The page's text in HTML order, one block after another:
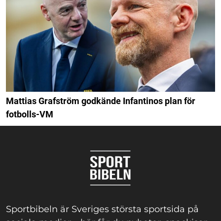
Mattias Grafström godkände Infantinos plan för
fotbolls-VM
Sportbibeln är Sveriges största sportsida på